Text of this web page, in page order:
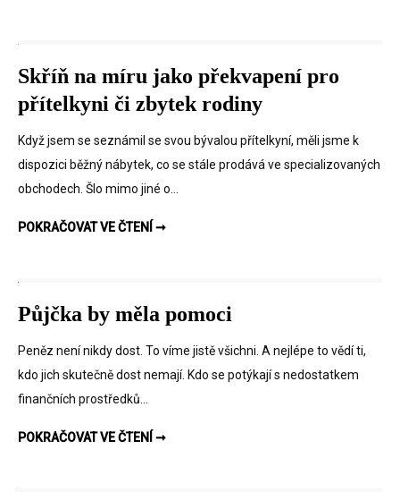
Skříň na míru jako překvapení pro
přítelkyni či zbytek rodiny
Když jsem se seznámil se svou bývalou přítelkyní, měli jsme k
dispozici běžný nábytek, co se stále prodává ve specializovaných
obchodech. Šlo mimo jiné o…
POKRAČOVAT VE ČTENÍ ➞
Půjčka by měla pomoci
Peněz není nikdy dost. To víme jistě všichni. A nejlépe to vědí ti,
kdo jich skutečně dost nemají. Kdo se potýkají s nedostatkem
finančních prostředků…
POKRAČOVAT VE ČTENÍ ➞